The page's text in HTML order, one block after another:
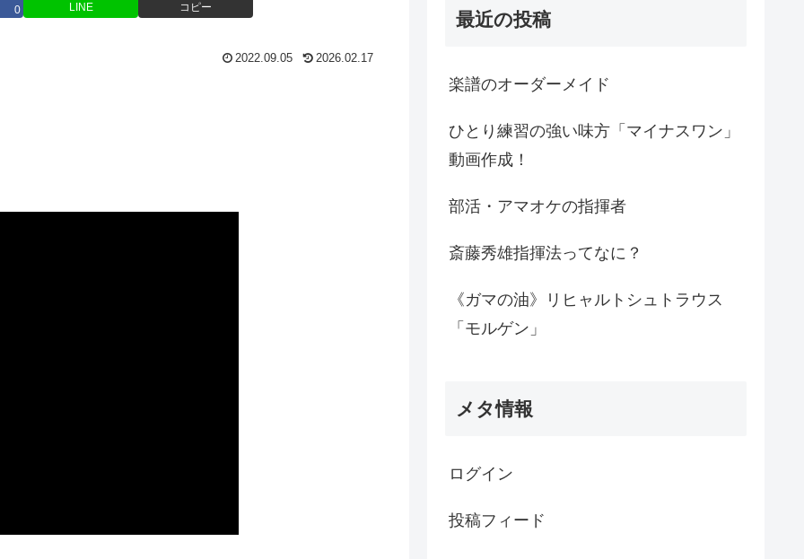
0 LINE コピー
2022.09.05 2026.02.17
最近の投稿
楽譜のオーダーメイド
ひとり練習の強い味方「マイナスワン」
動画作成！
部活・アマオケの指揮者
斎藤秀雄指揮法ってなに？
《ガマの油》リヒャルトシュトラウス
「モルゲン」
メタ情報
ログイン
投稿フィード